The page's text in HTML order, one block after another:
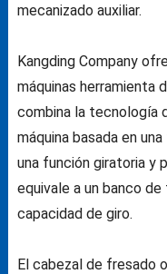
mecanizado auxiliar.
Kangding Company
máquinas herramienta
combina la tecnología
máquina basada en
una función giratoria y
equivale a un banco
capacidad de giro.
El cabezal de fresado